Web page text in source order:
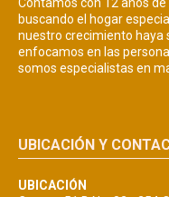
buscando el hogar
nuestro crecimiento haya
enfocamos en las
somos especialistas en
UBICACIÓN Y
UBICACIÓN